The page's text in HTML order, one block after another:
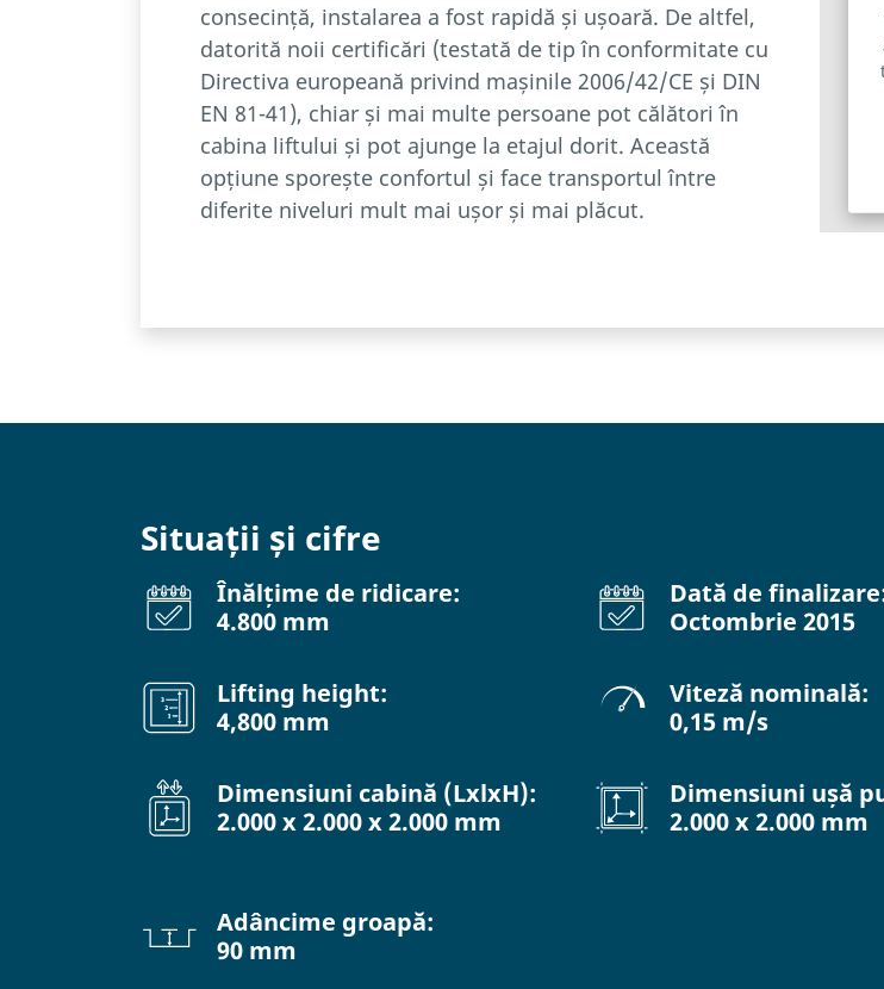
consecință, instalarea a fost rapidă și ușoară. De altfel,
datorită noii certificări (testată de tip în conformitate cu
Directiva europeană privind mașinile 2006/42/CE și DIN
EN 81-41), chiar și mai multe persoane pot călători în
cabina liftului și pot ajunge la etajul dorit. Această
opțiune sporește confortul și face transportul între
diferite niveluri mult mai ușor și mai plăcut.
Situații și cifre
Înălțime de ridicare:
4.800 mm
Dată de
Octombrie 2015
Lifting height:
4,800 mm
Viteză nominală:
0,15 m/s
Dimensiuni cabină (LxlxH):
2.000 x 2.000 x 2.000 mm
Dimensiuni ușă
2.000 x 2.000 mm
Adâncime groapă:
90 mm